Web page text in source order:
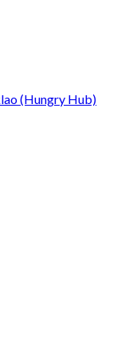
(Hungry Hub)